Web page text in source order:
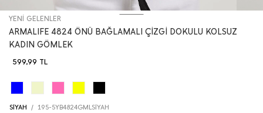
YENİ GELENLER
ARMALIFE 4824 ÖNÜ BAĞLAMALI ÇİZGİ DOKULU KOLSUZ
KADIN GÖMLEK
599,99 TL
SİYAH / 195-5YB4824GMLSİYAH